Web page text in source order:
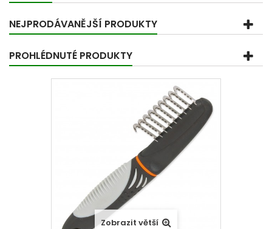
NEJPRODÁVANĚJŠÍ PRODUKTY
PROHLÉDNUTÉ PRODUKTY
Zobrazit větší